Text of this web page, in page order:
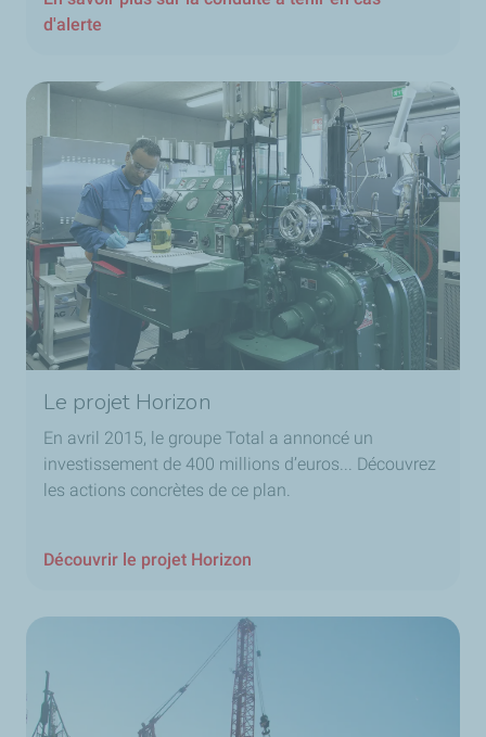
d'alerte
Le projet Horizon
En avril 2015, le groupe Total a annoncé un
investissement de 400 millions d’euros... Découvrez
les actions concrètes de ce plan.
Découvrir le projet Horizon